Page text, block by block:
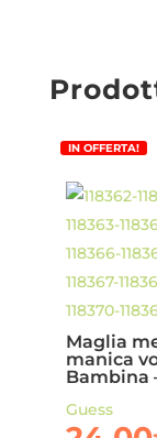
IN OFFERTA!
Maglia
manica
Bambina
Guess